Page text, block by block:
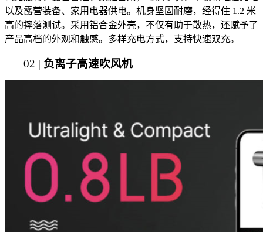
以及露营装备、家用电器供电。机身坚固耐磨，经得住 1.2 米
高的摔落测试。采用铝合金外壳，不仅有助于散热，还赋予了
产品高档的外观和触感。多样充电方式，支持快速双充。
02 | 负离子高速吹风机